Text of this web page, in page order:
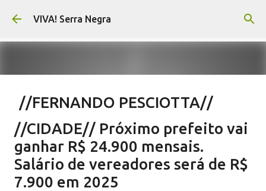
Pular para o conteúdo principal
VIVA! Serra Negra
//FERNANDO PESCIOTTA//
Encurtando caminho
em agosto 06, 2026 FERNANDO PESCIOTTA
NOTÍCIAS SERRA NEGRA VIVA! SERRA NEGRA
0
//CIDADE// Próximo prefeito vai
ganhar R$ 24.900 mensais.
Salário de vereadores será de R$
7.900 em 2025